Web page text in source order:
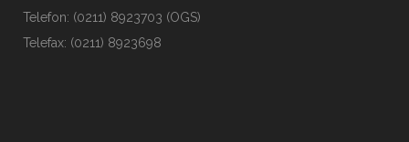
Telefon: (0211) 8923703 (OGS)
Telefax: (0211) 8923698